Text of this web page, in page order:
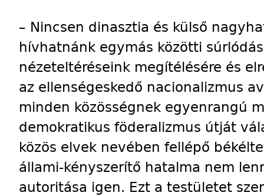
– Nincsen dinasztia és külső
hívhatnánk egymás közötti
nézeteltéréseink megítélésére és
az ellenségeskedő nacionalizmus
minden közösségnek egyenrangú
demokratikus föderalizmus útját
közös elvek nevében fellépő
állami-kényszerítő hatalma nem
autoritása igen. Ezt a testületet